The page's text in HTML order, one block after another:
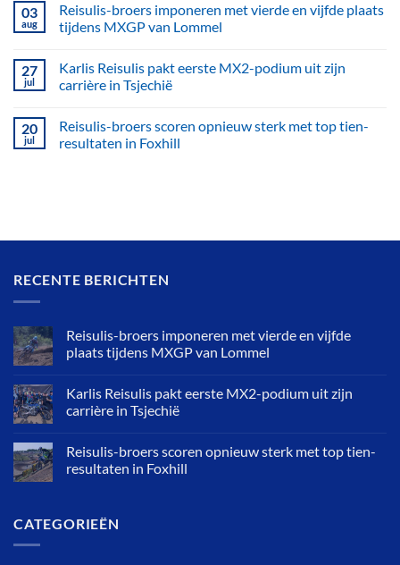
03
aug
Reisulis-broers imponeren met vierde en vijfde plaats
tijdens MXGP van Lommel
27
jul
Karlis Reisulis pakt eerste MX2-podium uit zijn
carrière in Tsjechië
20
jul
Reisulis-broers scoren opnieuw sterk met top tien-
resultaten in Foxhill
RECENTE BERICHTEN
Reisulis-broers imponeren met vierde en vijfde
plaats tijdens MXGP van Lommel
Karlis Reisulis pakt eerste MX2-podium uit zijn
carrière in Tsjechië
Reisulis-broers scoren opnieuw sterk met top tien-
resultaten in Foxhill
CATEGORIEËN